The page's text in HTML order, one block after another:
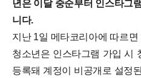
년은 이달 중순부터 인스타그
니다.
지난 1일 메타코리아에 따르면
청소년은 인스타그램 가입 시
등록돼 계정이 비공개로 설정